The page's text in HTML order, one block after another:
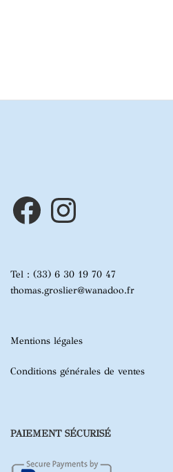
Facebook Instagram
Tel : (33) 6 30 19 70 47
thomas.groslier@wanadoo.fr
Mentions légales
Conditions générales de ventes
PAIEMENT SÉCURISÉ